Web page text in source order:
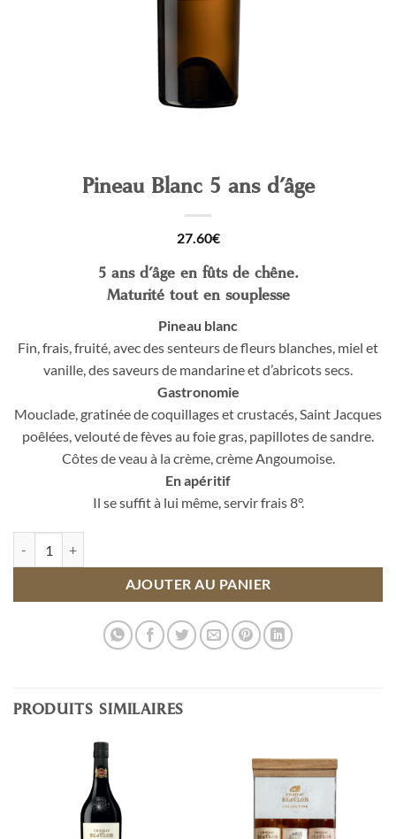
Pineau Blanc 5 ans d’âge
27.60€
5 ans d’âge en fûts de chêne.
Maturité tout en souplesse
Pineau blanc
Fin, frais, fruité, avec des senteurs de fleurs blanches, miel et
vanille, des saveurs de mandarine et d’abricots secs.
Gastronomie
Mouclade, gratinée de coquillages et crustacés, Saint Jacques
poêlées, velouté de fèves au foie gras, papillotes de sandre.
Côtes de veau à la crème, crème Angoumoise.
En apéritif
Il se suffit à lui même, servir frais 8°.
AJOUTER AU PANIER
PRODUITS SIMILAIRES